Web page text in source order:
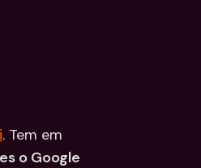
. Tem em
o Google